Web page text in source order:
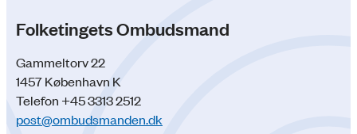
Folketingets Ombudsmand
Gammeltorv 22
1457 København K
Telefon +45 3313 2512
post@ombudsmanden.dk